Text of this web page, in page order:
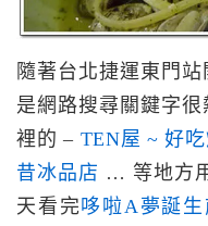
隨著台北捷運東門
是網路搜尋關鍵字
裡的 – TEN屋 ~ 好
昔冰品店 … 等地方
天看完哆啦A夢誕生